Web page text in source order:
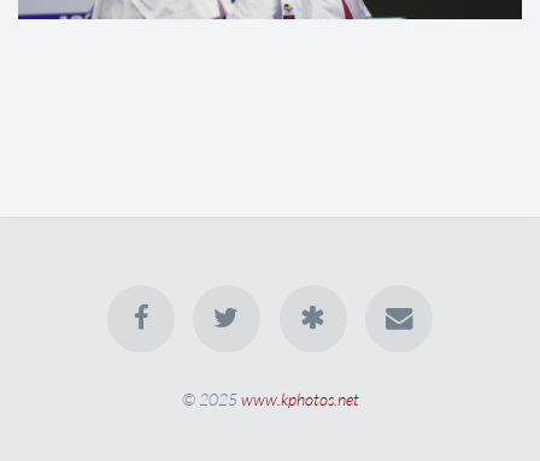
© 2025www.kphotos.net